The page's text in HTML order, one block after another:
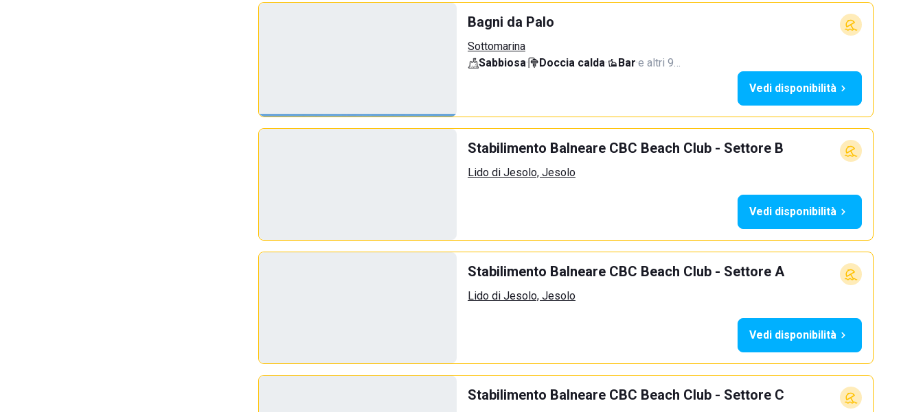
Bagni da Palo
Sottomarina
Sabbiosa· Doccia calda· Bar·e altri 9…
Vedi disponibilità
Stabilimento Balneare CBC Beach Club - Settore B
Lido di Jesolo, Jesolo
Vedi disponibilità
Stabilimento Balneare CBC Beach Club - Settore A
Lido di Jesolo, Jesolo
Vedi disponibilità
Stabilimento Balneare CBC Beach Club - Settore C